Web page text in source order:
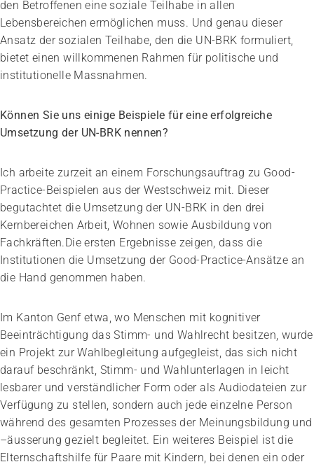
den Betroffenen eine soziale Teilhabe in allen
Lebensbereichen ermöglichen muss. Und genau dieser
Ansatz der sozialen Teilhabe, den die UN-BRK formuliert,
bietet einen willkommenen Rahmen für politische und
institutionelle Massnahmen.
Können Sie uns einige Beispiele für eine erfolgreiche
Umsetzung der UN-BRK nennen?
Ich arbeite zurzeit an einem Forschungsauftrag zu Good-
Practice-Beispielen aus der Westschweiz mit. Dieser
begutachtet die Umsetzung der UN-BRK in den drei
Kernbereichen Arbeit, Wohnen sowie Ausbildung von
Fachkräften.Die ersten Ergebnisse zeigen, dass die
Institutionen die Umsetzung der Good-Practice-Ansätze an
die Hand genommen haben.
Im Kanton Genf etwa, wo Menschen mit kognitiver
Beeinträchtigung das Stimm- und Wahlrecht besitzen, wurde
ein Projekt zur Wahlbegleitung aufgegleist, das sich nicht
darauf beschränkt, Stimm- und Wahlunterlagen in leicht
lesbarer und verständlicher Form oder als Audiodateien zur
Verfügung zu stellen, sondern auch jede einzelne Person
während des gesamten Prozesses der Meinungsbildung und
–äusserung gezielt begleitet. Ein weiteres Beispiel ist die
Elternschaftshilfe für Paare mit Kindern, bei denen ein oder